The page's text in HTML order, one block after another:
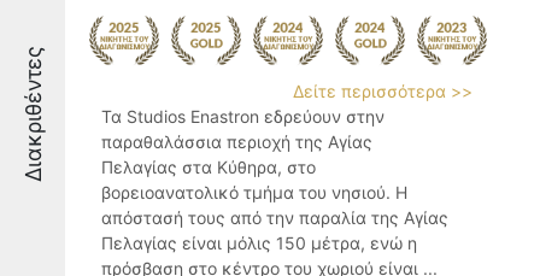
Διακριθέντες
Δείτε περισσότερα >>
Τα Studios Enastron εδρεύουν στην
παραθαλάσσια περιοχή της Αγίας
Πελαγίας στα Κύθηρα, στο
βορειοανατολικό τμήμα του νησιού. Η
απόστασή τους από την παραλία της Αγίας
Πελαγίας είναι μόλις 150 μέτρα, ενώ η
πρόσβαση στο κέντρο του χωριού είναι ...